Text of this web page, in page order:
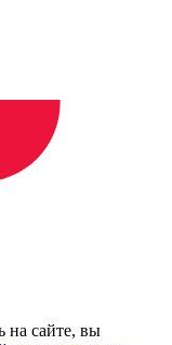
на сайте, вы